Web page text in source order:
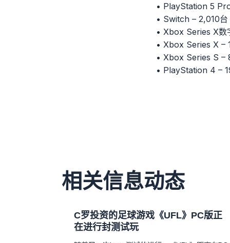
• PlayStation 5
• Switch – 2,010
• Xbox Series X数
• Xbox Series X –
• Xbox Series S –
• PlayStation 4 –
相关信息动态
C罗投资的足球游戏《UFL》PC版正
在进行封测试玩